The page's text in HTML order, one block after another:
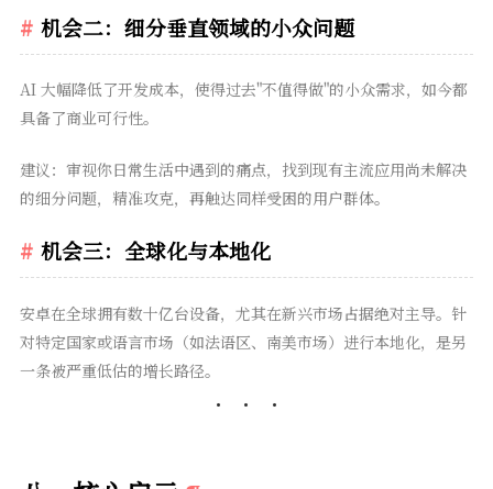
机会二：细分垂直领域的小众问题
AI 大幅降低了开发成本，使得过去"不值得做"的小众需求，如今都
具备了商业可行性。
建议：审视你日常生活中遇到的痛点，找到现有主流应用尚未解决
的细分问题，精准攻克，再触达同样受困的用户群体。
机会三：全球化与本地化
安卓在全球拥有数十亿台设备，尤其在新兴市场占据绝对主导。针
对特定国家或语言市场（如法语区、南美市场）进行本地化，是另
一条被严重低估的增长路径。